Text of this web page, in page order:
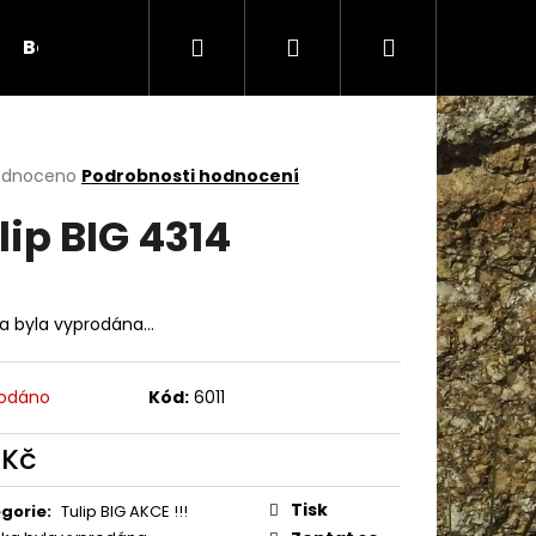
Bambule Háčky Duté vlákno
Hledat PřihlášeníNákupní
košík
Podrobnosti hodnocení
BIG 4314
byla vyprodána…
Kód: 6011
: Tulip BIG AKCE !!!
Tisk